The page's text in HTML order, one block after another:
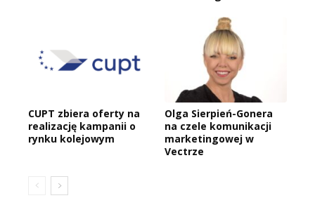
CUPT zbiera oferty na
realizację kampanii o
rynku kolejowym
Olga Sierpień-Gonera
na czele komunikacji
marketingowej w
Vectrze